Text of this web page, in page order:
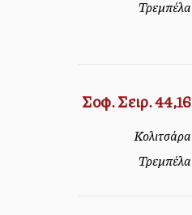
Τρεμπέλα
Σοφ. Σειρ. 44,16
Κολιτσάρα
Τρεμπέλα